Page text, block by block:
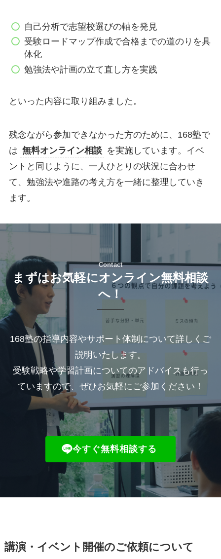
自己分析で志望校選びの軸を発見
受験ロードマップ作成で合格までの道のりを具
体化
勉強法や計画の立て直し方を実践
といった内容に取り組みました。
残念ながら参加できなかった方のために、168塾で
は 無料オンライン相談 を実施しています。イベ
ントと同じように、一人ひとりの状況に合わせ
て、勉強法や進路の考え方を一緒に整理していき
ます。
Contact
まずはお気軽にオンライン無料相談
へ！
168塾の指導内容やサポート体制について詳しくご
説明いたします。
受験戦略や学習計画についてのアドバイスも行っ
ていますので、ぜひお気軽にご参加ください！
今すぐ無料相談する
講演・イベント開催のご依頼について